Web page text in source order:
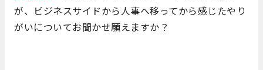
が、ビジネスサイドから人事へ移ってから感じたやり
がいについてお聞かせ願えますか？